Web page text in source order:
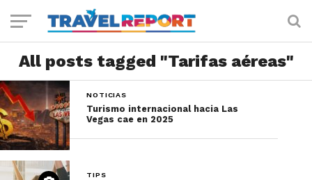
All posts tagged "Tarifas aéreas"
NOTICIAS
Turismo internacional hacia Las
Vegas cae en 2025
TIPS